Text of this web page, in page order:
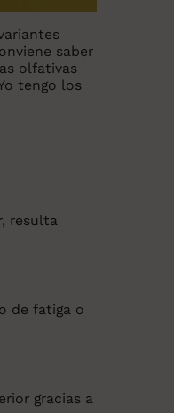
saber
olfativas
tengo los
resulta
de fatiga o
gracias a